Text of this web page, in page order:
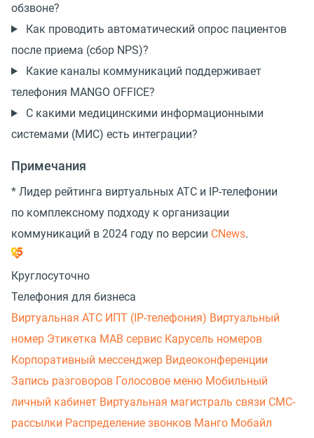
обзвоне?
Как проводить автоматический опрос пациентов
после приема (сбор NPS)?
Какие каналы коммуникаций поддерживает
телефония MANGO OFFICE?
С какими медицинскими информационными
системами (МИС) есть интеграции?
Примечания
* Лидер рейтинга виртуальных АТС и IP-телефонии
по комплексному подходу к организации
коммуникаций в 2024 году по версии CNews.
Круглосуточно
Телефония для бизнеса
Виртуальная АТС ИПТ (IP-телефония) Виртуальный
номер Этикетка МАВ сервис Карусель номеров
Корпоративный мессенджер Видеоконференции
Запись разговоров Голосовое меню Мобильный
личный кабинет Виртуальная магистраль связи СМС-
рассылки Распределение звонков Манго Мобайл